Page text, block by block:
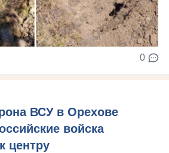
0
ВСУ в Орехове
войска
центру